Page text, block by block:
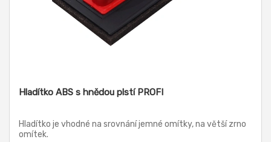
Hladítko ABS s hnědou plstí PROFI
Hladítko je vhodné na srovnání jemné omítky, na větší zrno
omítek.